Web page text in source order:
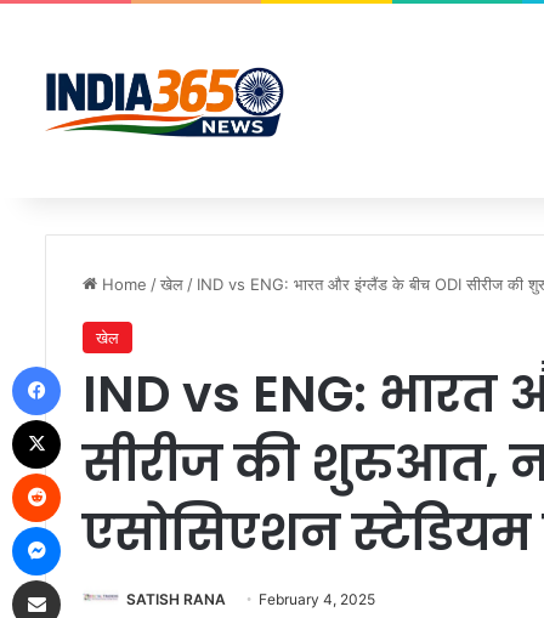
Home /खेल / IND vs ENG: भारत और इंग्लैंड के बीच ODI सीरीज की
खेल
IND vs ENG:
सीरीज की शुरुआत,
एसोसिएशन स्टेडियम
SATISH RANA February 4, 2025
Reddit
Messenger